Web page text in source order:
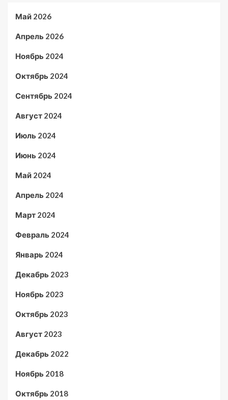
Май 2026
Апрель 2026
Ноябрь 2024
Октябрь 2024
Сентябрь 2024
Август 2024
Июль 2024
Июнь 2024
Май 2024
Апрель 2024
Март 2024
Февраль 2024
Январь 2024
Декабрь 2023
Ноябрь 2023
Октябрь 2023
Август 2023
Декабрь 2022
Ноябрь 2018
Октябрь 2018